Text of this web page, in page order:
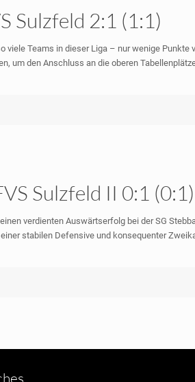
Sulzfeld 2:1 (1:1)
Teams in dieser Liga – nur wenige Punkte
um den Anschluss an die oberen
Sulzfeld II 0:1 (0:1)
verdienten Auswärtserfolg bei der SG
stabilen Defensive und konsequenter